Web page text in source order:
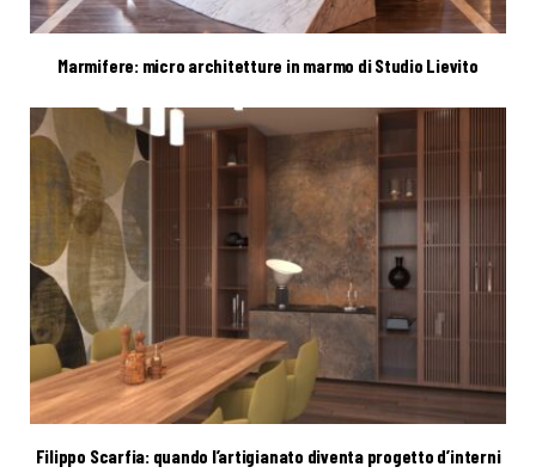
Marmifere: micro architetture in marmo di Studio Lievito
Filippo Scarfia: quando l’artigianato diventa progetto d’interni